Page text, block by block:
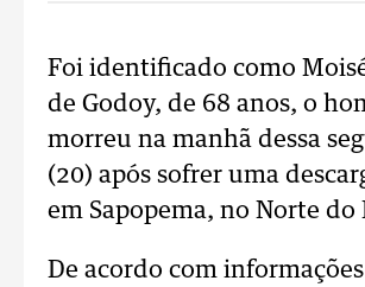
Foi identificado como
de Godoy, de 68 anos, o
morreu na manhã dessa
(20) após sofrer uma
em Sapopema, no Norte do
De acordo com